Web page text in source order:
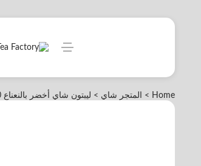
Home > المتجر شاي > ليبتون شاي أخضر بالنعناع 100 كيس